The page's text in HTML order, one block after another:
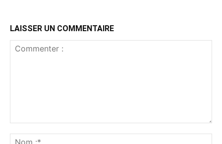
LAISSER UN COMMENTAIRE